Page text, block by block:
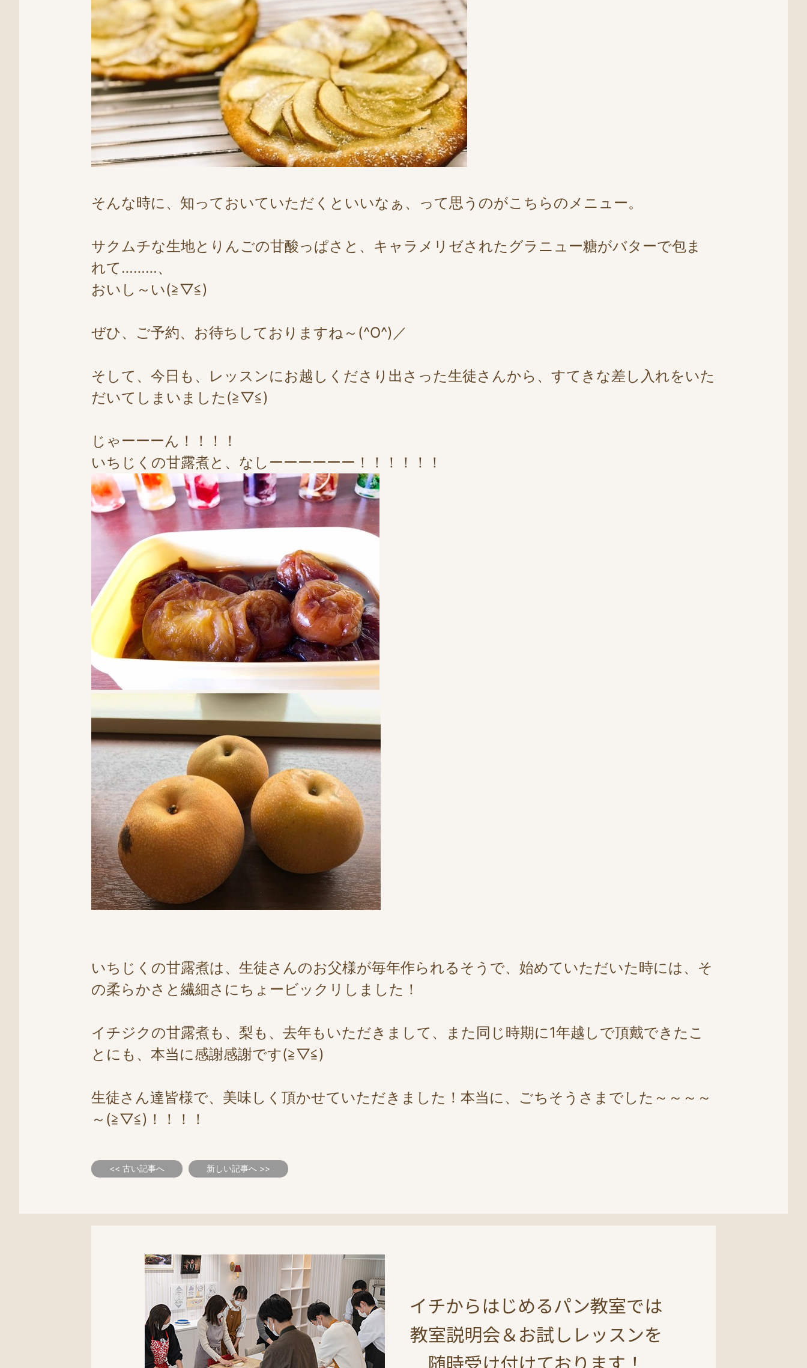
そんな時に、知っておいていただくといいなぁ、って思うのがこちらのメニュー。
サクムチな生地とりんごの甘酸っぱさと、キャラメリゼされたグラニュー糖がバターで包ま
れて………、
おいし～い(≧▽≦)
ぜひ、ご予約、お待ちしておりますね～(^O^)／
そして、今日も、レッスンにお越しくださり出さった生徒さんから、すてきな差し入れをいた
だいてしまいました(≧▽≦)
じゃーーーん！！！！
いちじくの甘露煮と、なしーーーーーー！！！！！！
いちじくの甘露煮は、生徒さんのお父様が毎年作られるそうで、始めていただいた時には、そ
の柔らかさと繊細さにちょービックリしました！
イチジクの甘露煮も、梨も、去年もいただきまして、また同じ時期に1年越しで頂戴できたこ
とにも、本当に感謝感謝です(≧▽≦)
生徒さん達皆様で、美味しく頂かせていただきました！本当に、ごちそうさまでした～～～～
～(≧▽≦)！！！！
<< 古い記事へ 新しい記事へ >>
イチからはじめるパン教室では
教室説明会＆お試しレッスンを